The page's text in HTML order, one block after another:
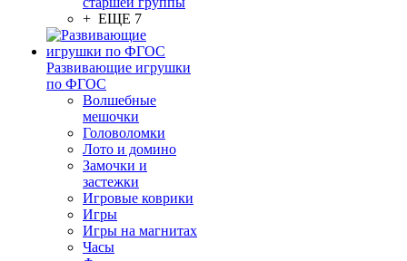
+ ЕЩЕ 7
Развивающие игрушки
по ФГОС
Волшебные
мешочки
Головоломки
Лото и домино
Замочки и
застежки
Игровые коврики
Игры
Игры на магнитах
Часы